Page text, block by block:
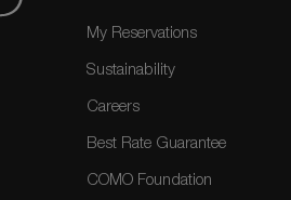
My Reservations
Sustainability
Careers
Best Rate Guarantee
COMO Foundation